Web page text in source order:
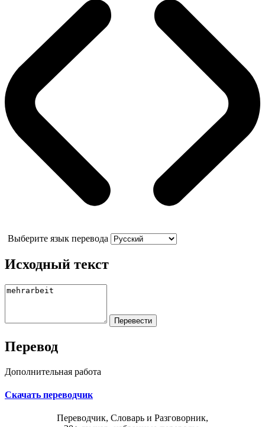
Выберите язык перевода
Исходный текст
Перевод
Дополнительная работа
Скачать переводчик
Переводчик, Словарь и Разговорник,